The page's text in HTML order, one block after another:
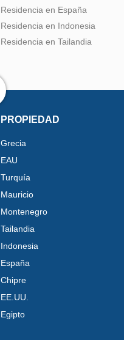
Residencia en España
Residencia en Indonesia
Residencia en Tailandia
PROPIEDAD
Grecia
EAU
Turquía
Mauricio
Montenegro
Tailandia
Indonesia
España
Chipre
EE.UU.
Egipto